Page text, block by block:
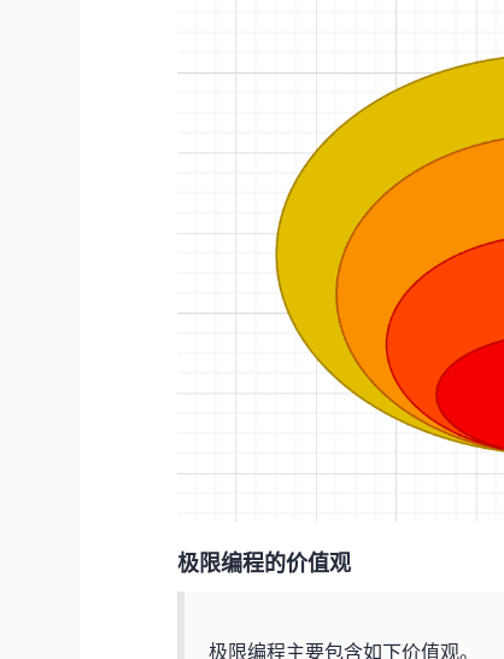
极限编程的价值观
极限编程主要包含如下价值观。